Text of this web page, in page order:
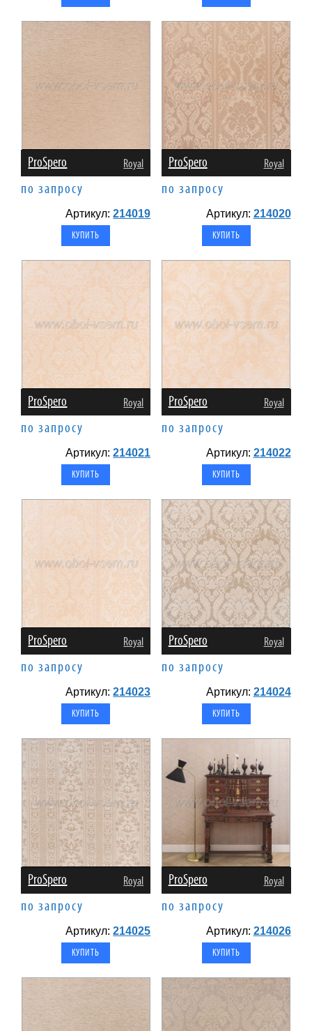
ProSpero Royal
по запросу
Артикул:214019
ProSpero Royal
по запросу
Артикул: 214020
ProSpero Royal
по запросу
Артикул:214021
ProSpero Royal
по запросу
Артикул: 214022
ProSpero Royal
по запросу
Артикул:214023
ProSpero Royal
по запросу
Артикул: 214024
ProSpero Royal
по запросу
Артикул:214025
ProSpero Royal
по запросу
Артикул: 214026